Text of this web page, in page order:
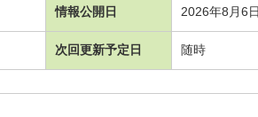
情報公開日 2026年8月6日
次回更新予定日 随時